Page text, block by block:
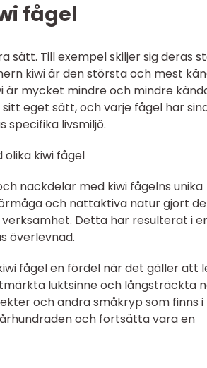
fågel
sätt. Till exempel skiljer sig deras
kiwi är den största och mest
mycket mindre och mindre
eget sätt, och varje fågel har
specifika livsmiljö.
kiwi fågel
nackdelar med kiwi fågelns unika
och nattaktiva natur gjort
Detta har resulterat i
överlevnad.
fågel en fördel när det gäller att
luktsinne och långsträckta
och andra småkryp som finns i
och fortsätta vara en